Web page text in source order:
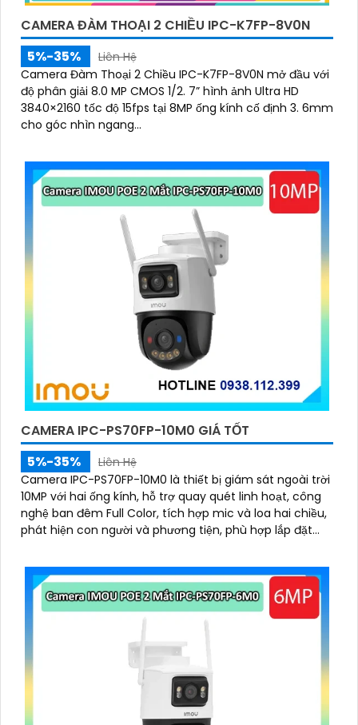
CAMERA ĐÀM THOẠI 2 CHIỀU IPC-K7FP-8V0N
5%-35%
Liên Hệ
Camera Đàm Thoại 2 Chiều IPC-K7FP-8V0N mở đầu với
độ phân giải 8.0 MP CMOS 1/2. 7” hình ảnh Ultra HD
3840×2160 tốc độ 15fps tại 8MP ống kính cố định 3. 6mm
cho góc nhìn ngang...
CAMERA IPC-PS70FP-10M0 GIÁ TỐT
5%-35%
Liên Hệ
Camera IPC-PS70FP-10M0 là thiết bị giám sát ngoài trời
10MP với hai ống kính, hỗ trợ quay quét linh hoạt, công
nghệ ban đêm Full Color, tích hợp mic và loa hai chiều,
phát hiện con người và phương tiện, phù hợp lắp đặt